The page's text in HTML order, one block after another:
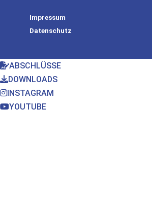
Impressum
Datenschutz
ABSCHLÜSSE
DOWNLOADS
INSTAGRAM
YOUTUBE